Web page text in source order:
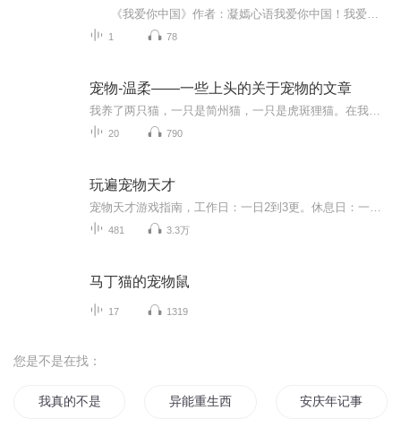
1 78
宠物-温柔——一些上头的关于宠物的文章
20 790
玩遍宠物天才
481 3.3万
马丁猫的宠物鼠
17 1319
您是不是在找：
我真的不是套路你 异能重生西门庆 安庆年记事